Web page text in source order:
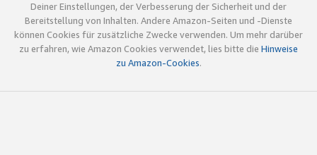
Deiner Einstellungen, der Verbesserung der Sicherheit und der
Bereitstellung von Inhalten. Andere Amazon-Seiten und -Dienste
können Cookies für zusätzliche Zwecke verwenden. Um mehr darüber
zu erfahren, wie Amazon Cookies verwendet, lies bitte die Hinweise
zu Amazon-Cookies.